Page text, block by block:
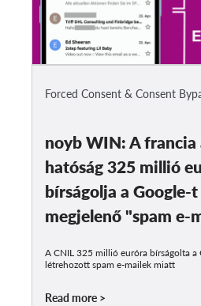
Forced Consent & Consent
noyb WIN: A francia
hatóság 325 millió
bírságolja a Google-
megjelenő "spam e-
A CNIL 325 millió euróra bírságolta a
létrehozott spam e-mailek miatt
Read more